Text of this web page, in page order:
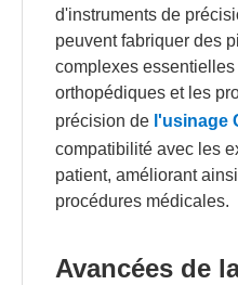
d'instruments de
peuvent fabriquer des
complexes
orthopédiques et les
précision de l'usinage
compatibilité avec les
patient, améliorant
procédures médicales.
Avancées de